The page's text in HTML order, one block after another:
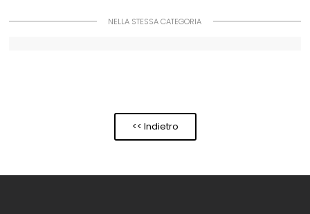
NELLA STESSA CATEGORIA
<< Indietro